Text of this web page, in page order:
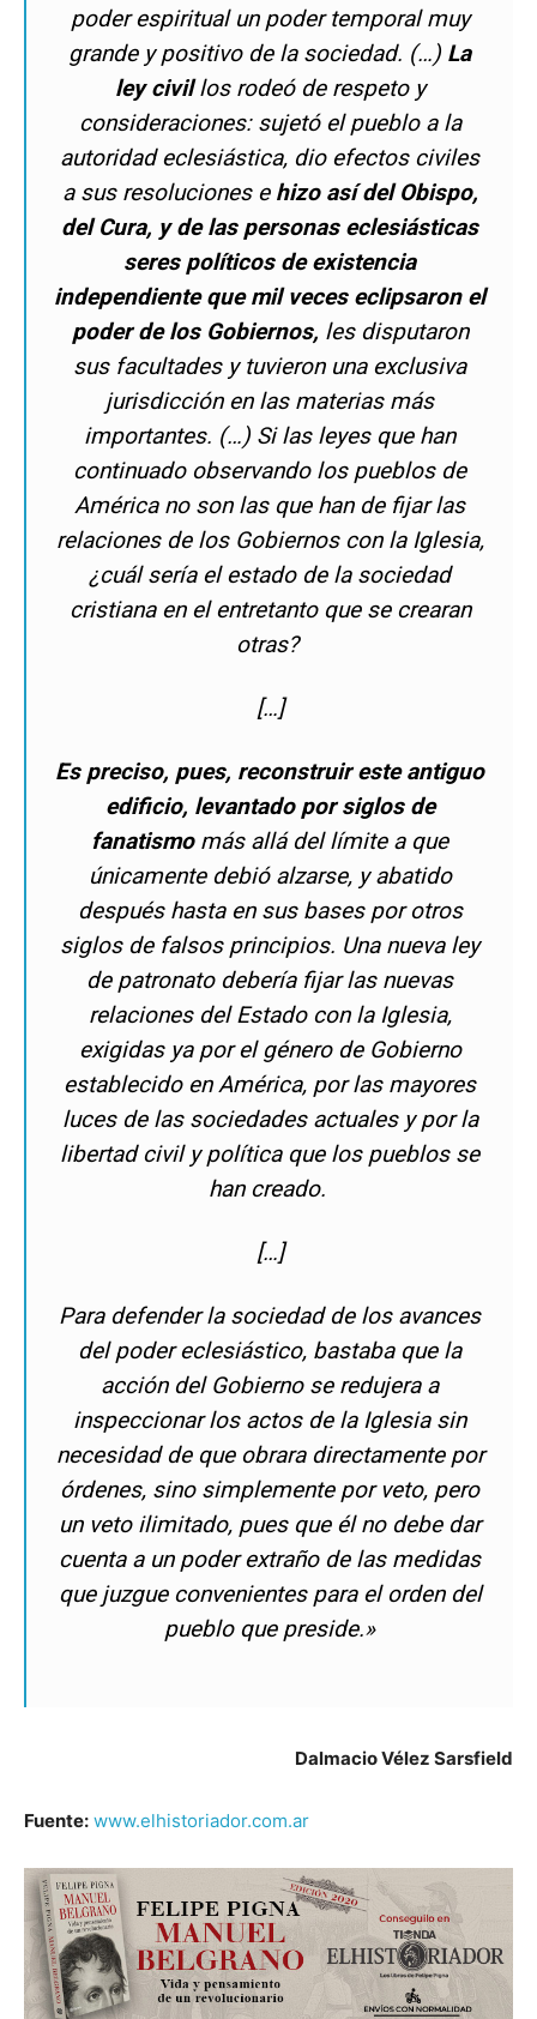
poder espiritual un poder temporal muy
grande y positivo de la sociedad. (…) La
ley civillos rodeó de respeto y
consideraciones: sujetó el pueblo a la
autoridad eclesiástica, dio efectos civiles
a sus resoluciones e hizo así del Obispo,
del Cura, y de las personas eclesiásticas
seres políticos de existencia
independiente que mil veces eclipsaron el
poder de los Gobiernos, les disputaron
sus facultades y tuvieron una exclusiva
jurisdicción en las materias más
importantes. (…) Si las leyes que han
continuado observando los pueblos de
América no son las que han de fijar las
relaciones de los Gobiernos con la Iglesia,
¿cuál sería el estado de la sociedad
cristiana en el entretanto que se crearan
otras?
[…]
Es preciso, pues, reconstruir este antiguo
edificio, levantado por siglos de
fanatismo más allá del límite a que
únicamente debió alzarse, y abatido
después hasta en sus bases por otros
siglos de falsos principios. Una nueva ley
de patronato debería fijar las nuevas
relaciones del Estado con la Iglesia,
exigidas ya por el género de Gobierno
establecido en América, por las mayores
luces de las sociedades actuales y por la
libertad civil y política que los pueblos se
han creado.
[…]
Para defender la sociedad de los avances
del poder eclesiástico, bastaba que la
acción del Gobierno se redujera a
inspeccionar los actos de la Iglesia sin
necesidad de que obrara directamente por
órdenes, sino simplemente por veto, pero
un veto ilimitado, pues que él no debe dar
cuenta a un poder extraño de las medidas
que juzgue convenientes para el orden del
pueblo que preside.»
Dalmacio Vélez Sarsfield
Fuente: www.elhistoriador.com.ar